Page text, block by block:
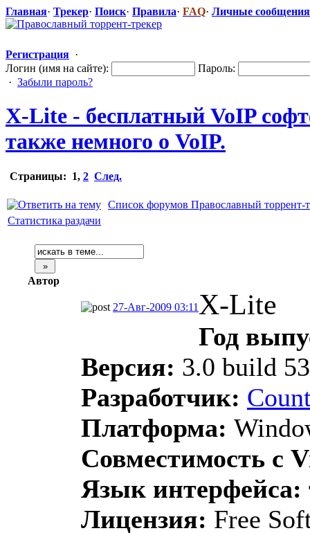
Главная· Трекер· Поиск· Правила· FAQ· Личные сообщения
Регистрация ·
Логин (имя на сайте):
Пароль:
· Забыли пароль?
X-Lite - бесплатный VoIP
также немного о VoIP.
Страницы: 1, 2 След.
Список форумов Православный торрент-
Статистика раздачи
Автор
27-Авг-2009 03:11 X-Lite
Год
Версия: 3.0 build
Разработчик:
Платформа:
Совместимость с
Язык интерфейса:
Лицензия: Free